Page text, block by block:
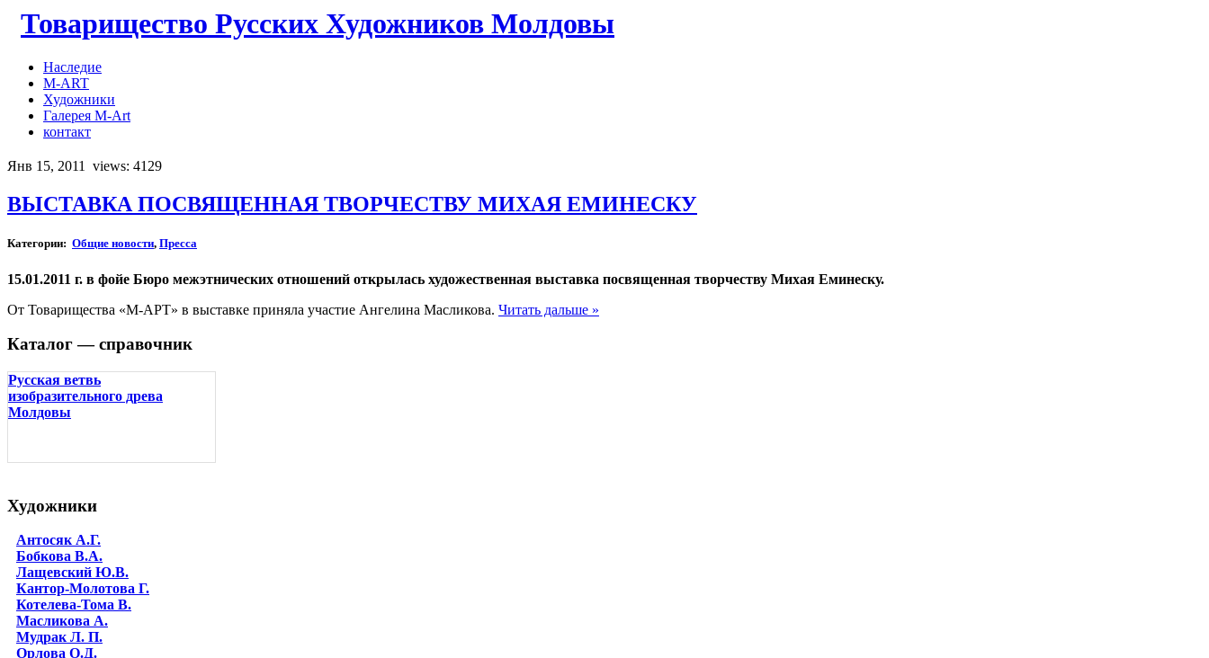
Товарищество Русских Художников Молдовы
Наследие
M-ART
Художники
Галерея M-Art
контакт
Янв 15, 2011 views: 4129
ВЫСТАВКА ПОСВЯЩЕННАЯ ТВОРЧЕСТВУ МИХАЯ ЕМИНЕСКУ
Категории: Общие новости, Пресса
15.01.2011 г. в фойе Бюро межэтнических отношений открылась художественная выставка посвященная творчеству Михая Еминеску.
От Товарищества «М-АРТ» в выставке приняла участие Ангелина Масликова. Читать дальше »
Каталог — справочник
Русская ветвь
изобразительного древа
Молдовы
Художники
Антосяк А.Г.
Бобкова В.А.
Лащевский Ю.В.
Кантор-Молотова Г.
Котелева-Тома В.
Масликова А.
Мудрак Л. П.
Орлова О.Д.